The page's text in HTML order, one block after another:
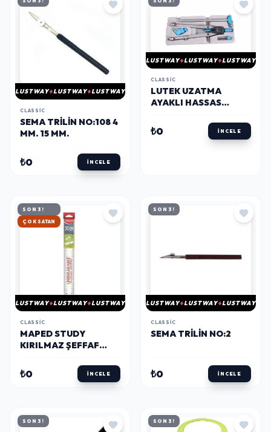
LUSTWAY LUSTWAY LUSTWAY
CLASSIC
SEMA TRILIN NO:108 4
MM. 15 MM.
₺0 İNCELE
LUSTWAY LUSTWAY LUSTWAY
CLASSIC
LUTEK UZATMA
AYAKLI HASSAS
PERGEL SETI MAVI
₺0 İNCELE
SON 3!
HIZLI KARGO
LUSTWAY LUSTWAY LUSTWAY
CLASSIC
MAPED STUDY
KIRILMAZ ŞEFFAF
(245620)
₺0 İNCELE
SON 3!
LUSTWAY LUSTWAY LUSTWAY
CLASSIC
SEMA TRILIN NO:2
₺0 İNCELE
SON 3! SON 3!